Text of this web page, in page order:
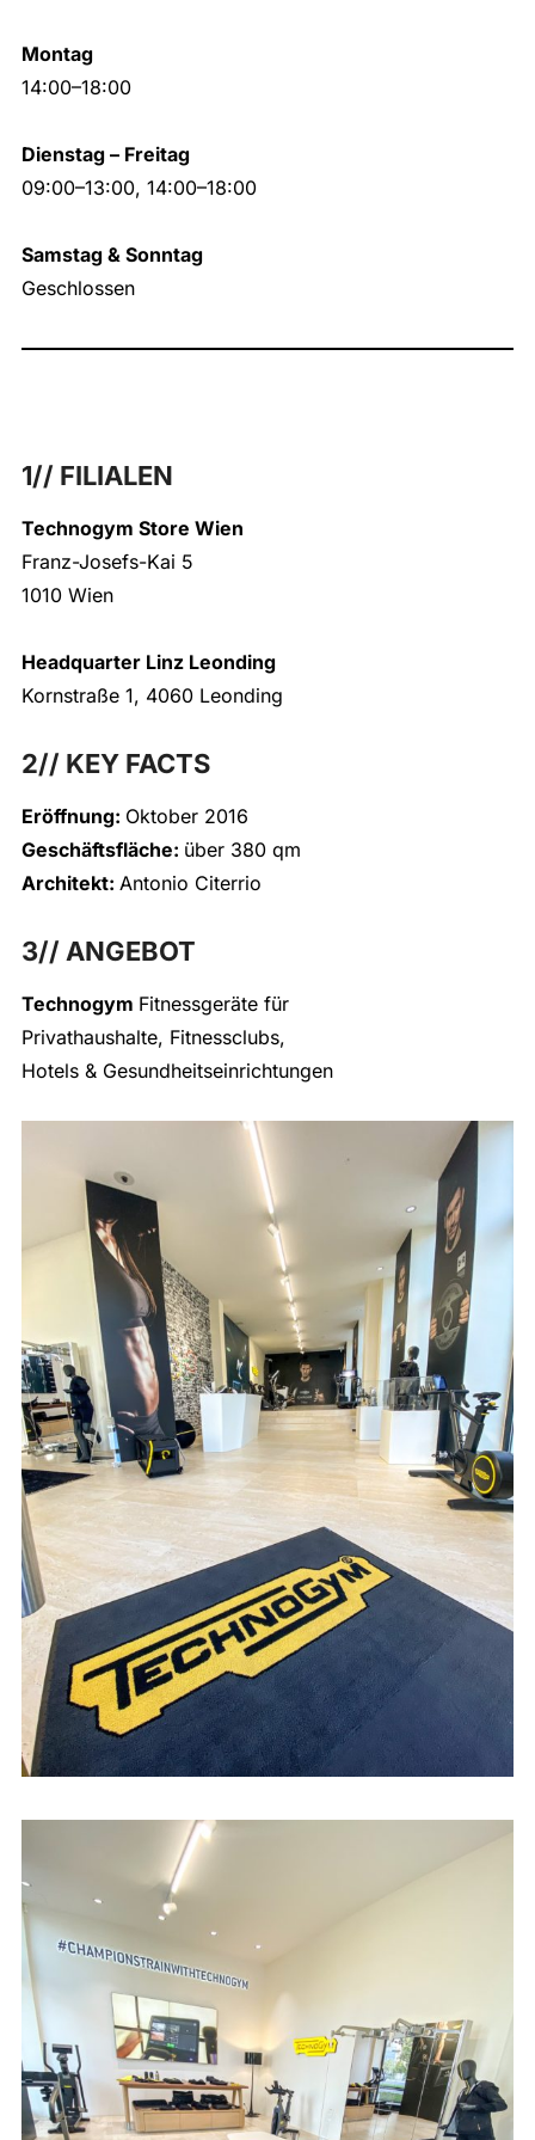
Montag
14:00–18:00
Dienstag – Freitag
09:00–13:00, 14:00–18:00
Samstag & Sonntag
Geschlossen
1// FILIALEN
Technogym Store Wien
Franz-Josefs-Kai 5
1010 Wien
Headquarter Linz Leonding
Kornstraße 1, 4060 Leonding
2// KEY FACTS
Eröffnung: Oktober 2016
Geschäftsfläche: über 380 qm
Architekt: Antonio Citerrio
3// ANGEBOT
Technogym Fitnessgeräte für
Privathaushalte, Fitnessclubs,
Hotels & Gesundheitseinrichtungen